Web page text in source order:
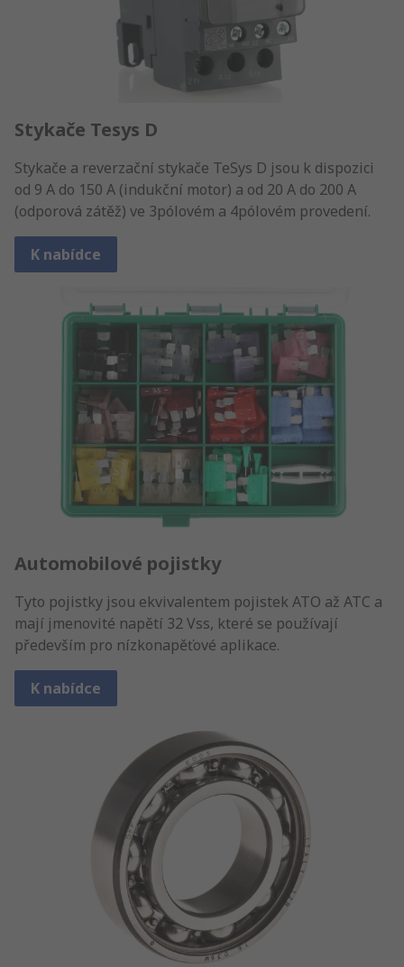
Stykače Tesys D
Stykače a reverzační stykače TeSys D jsou k dispozici
od 9 A do 150 A (indukční motor) a od 20 A do 200 A
(odporová zátěž) ve 3pólovém a 4pólovém provedení.
K nabídce
Automobilové pojistky
Tyto pojistky jsou ekvivalentem pojistek ATO až ATC a
mají jmenovité napětí 32 Vss, které se používají
především pro nízkonapěťové aplikace.
K nabídce